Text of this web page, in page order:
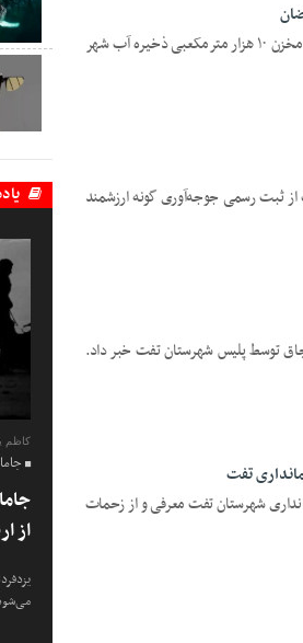
یزدفردا؛ مدیر عامل شرکت آب و فاضلاب استان یزد از افتتاح مخزن ۱۰ هزار مترمکعبی ذخیره آب شهر
ثبت رسمی جوجه‌آوری گونه ارزشمند
توسط پلیس شهرستان تفت خبر داد.
تفت
شهرستان تفت معرفی و از زحمات
کاظم
از